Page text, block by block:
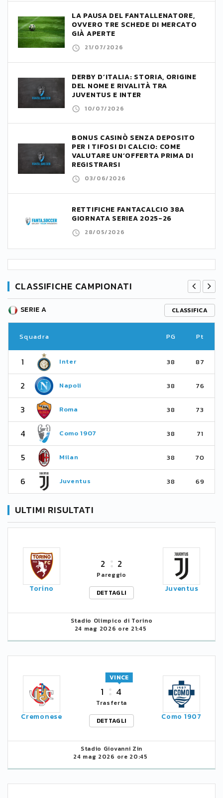
LA PAUSA DEL FANTALLENATORE,
OVVERO TRE SCHEDE DI MERCATO
GIÀ APERTE
21/07/2026
DERBY D’ITALIA: STORIA, ORIGINE
DEL NOME E RIVALITÀ TRA
JUVENTUS E INTER
10/07/2026
BONUS CASINÒ SENZA DEPOSITO
PER I TIFOSI DI CALCIO: COME
VALUTARE UN’OFFERTA PRIMA DI
REGISTRARSI
03/06/2026
RETTIFICHE FANTACALCIO 38A
GIORNATA SERIEA 2025-26
28/05/2026
CLASSIFICHE CAMPIONATI
SERIE A CLASSIFICA
Squadra PG Pt
1 Inter 38 87
2 Napoli 38 76
3 Roma 38 73
4 Como 1907 38 71
5 Milan 38 70
6 Juventus 38 69
ULTIMI RISULTATI
Torino
2 2
Pareggio
DETTAGLI
Juventus
Stadio Olimpico di Torino
24 mag 2026 ore 21:45
Cremonese
1 4
VINCE
Trasferta
DETTAGLI
Como 1907
Stadio Giovanni Zin
24 mag 2026 ore 20:45